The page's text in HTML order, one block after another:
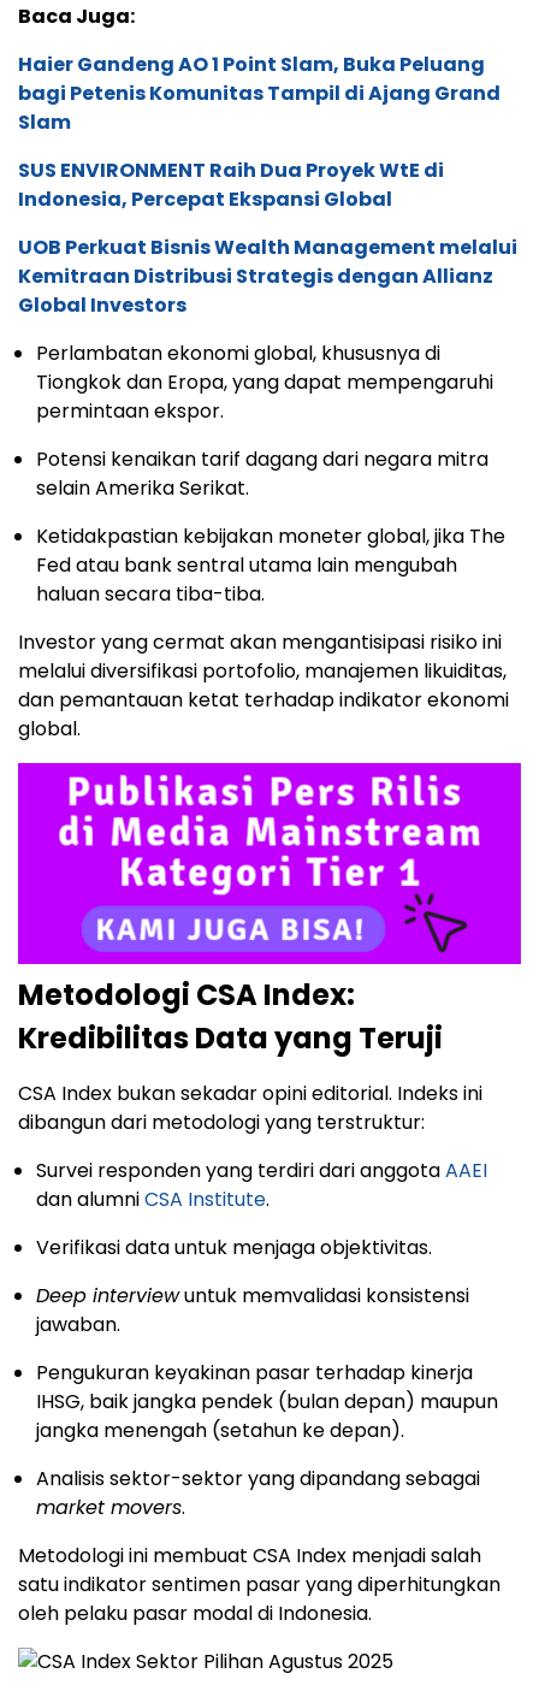
Baca Juga:
Haier Gandeng AO 1 Point Slam, Buka Peluang
bagi Petenis Komunitas Tampil di Ajang Grand
Slam
SUS ENVIRONMENT Raih Dua Proyek WtE di
Indonesia, Percepat Ekspansi Global
UOB Perkuat Bisnis Wealth Management melalui
Kemitraan Distribusi Strategis dengan Allianz
Global Investors
Perlambatan ekonomi global, khususnya di
Tiongkok dan Eropa, yang dapat mempengaruhi
permintaan ekspor.
Potensi kenaikan tarif dagang dari negara mitra
selain Amerika Serikat.
Ketidakpastian kebijakan moneter global, jika The
Fed atau bank sentral utama lain mengubah
haluan secara tiba-tiba.
Investor yang cermat akan mengantisipasi risiko ini
melalui diversifikasi portofolio, manajemen likuiditas,
dan pemantauan ketat terhadap indikator ekonomi
global.
Metodologi CSA Index:
Kredibilitas Data yang Teruji
CSA Index bukan sekadar opini editorial. Indeks ini
dibangun dari metodologi yang terstruktur:
Survei responden yang terdiri dari anggotaAAEI
dan alumniCSA Institute.
Verifikasi data untuk menjaga objektivitas.
Deep interviewuntuk memvalidasi konsistensi
jawaban.
Pengukuran keyakinan pasar terhadap kinerja
IHSG, baik jangka pendek (bulan depan) maupun
jangka menengah (setahun ke depan).
Analisis sektor-sektor yang dipandang sebagai
market movers.
Metodologi ini membuat CSA Index menjadi salah
satu indikator sentimen pasar yang diperhitungkan
oleh pelaku pasar modal di Indonesia.